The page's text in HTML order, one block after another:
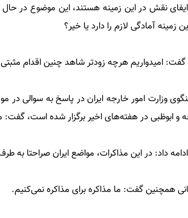
نقش در این زمینه هستند، این موضوع در حال
زمینه آمادگی لازم را دارد یا خیر؟
امیدواریم هرچه زودتر شاهد چنین اقدام
وزارت امور خارجه ایران در پاسخ به سوالی در
و ابوظبی در هفته‌های اخیر برگزار شده است،
داد: در این مذاکرات، مواضع ایران صراحتا
همچنین گفت: ما مذاکره برای مذاکره نمی‌کنیم.